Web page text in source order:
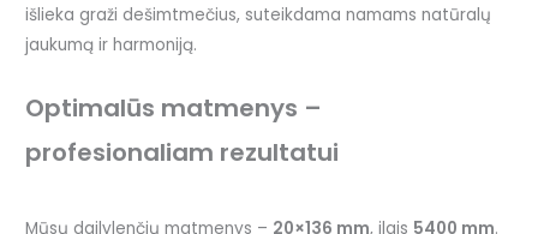
išlieka graži dešimtmečius, suteikdama namams natūralų
jaukumą ir harmoniją.
Optimalūs matmenys –
profesionaliam rezultatui
Mūsų dailylenčių matmenys – 20×136 mm, ilgis 5400 mm.